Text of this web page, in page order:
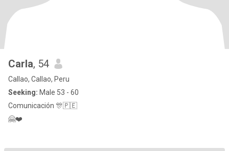
Carla, 54
Callao, Callao, Peru
Seeking: Male 53 - 60
Comunicación 🎊🇵🇪
🤗❤️